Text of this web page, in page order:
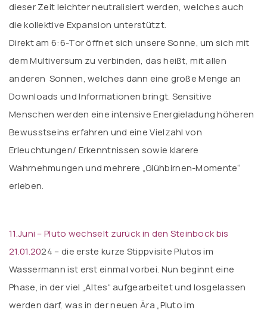
dieser Zeit leichter neutralisiert werden, welches auch
die kollektive Expansion unterstützt.
Direkt am 6:6-Tor öffnet sich unsere Sonne, um sich mit
dem Multiversum zu verbinden, das heißt, mit allen
anderen Sonnen, welches dann eine große Menge an
Downloads und Informationen bringt. Sensitive
Menschen werden eine intensive Energieladung höheren
Bewusstseins erfahren und eine Vielzahl von
Erleuchtungen/ Erkenntnissen sowie klarere
Wahrnehmungen und mehrere „Glühbirnen-Momente“
erleben.
11.Juni – Pluto wechselt zurück in den Steinbock bis
21.01.2024 – die erste kurze Stippvisite Plutos im
Wassermann ist erst einmal vorbei. Nun beginnt eine
Phase, in der viel „Altes“ aufgearbeitet und losgelassen
werden darf, was in der neuen Ära „Pluto im